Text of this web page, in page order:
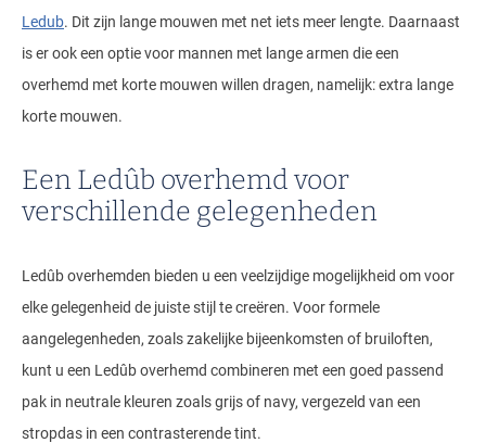
Ledub. Dit zijn lange mouwen met net iets meer lengte. Daarnaast
is er ook een optie voor mannen met lange armen die een
overhemd met korte mouwen willen dragen, namelijk: extra lange
korte mouwen.
Een Ledûb overhemd voor
verschillende gelegenheden
Ledûb overhemden bieden u een veelzijdige mogelijkheid om voor
elke gelegenheid de juiste stijl te creëren. Voor formele
aangelegenheden, zoals zakelijke bijeenkomsten of bruiloften,
kunt u een Ledûb overhemd combineren met een goed passend
pak in neutrale kleuren zoals grijs of navy, vergezeld van een
stropdas in een contrasterende tint.